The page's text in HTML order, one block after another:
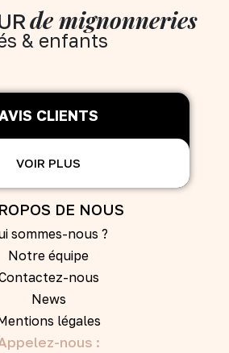
de mignonneries
& enfants
CLIENTS
VOIR PLUS
DE NOUS
sommes-nous ?
Notre équipe
nous
News
légales
nous :